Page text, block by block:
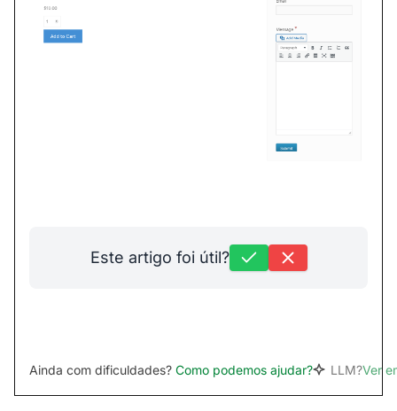
Este artigo foi útil?
Ainda com dificuldades? Como podemos ajudar? LLM?Ver